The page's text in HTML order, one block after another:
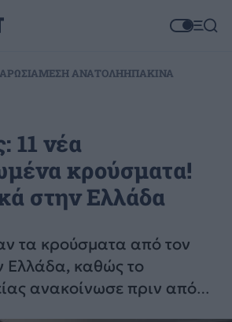
ΡΩΣΙΑΜΕΣΗ ΑΝΑΤΟΛΗΗΠΑΚΙΝΑ
11 νέα
κρούσματα!
στην Ελλάδα
τα κρούσματα από τον
Ελλάδα, καθώς το
ανακοίνωσε πριν από